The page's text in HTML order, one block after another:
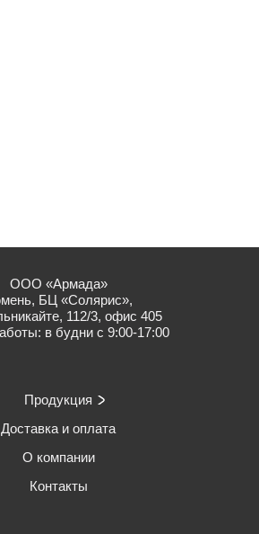
ООО «Армада»
БЦ «Солярис»,
112/3, офис 405
в будни с 9:00-17:00
Продукция
Доставка и оплата
О компании
Контакты